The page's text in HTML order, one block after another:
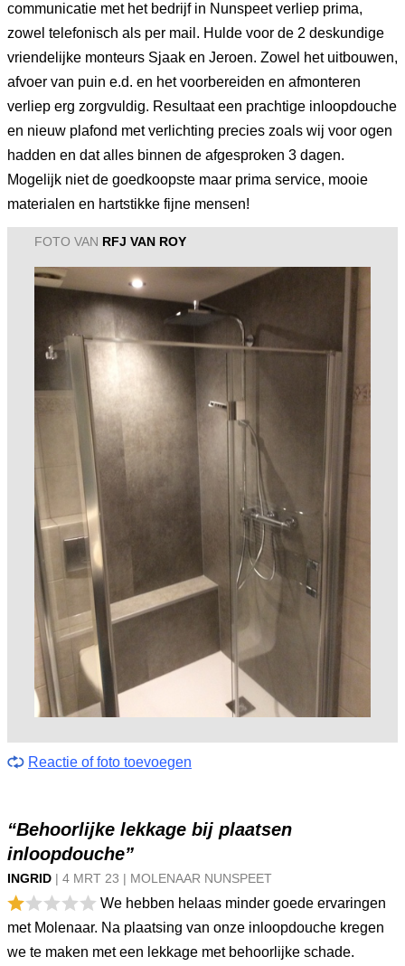
communicatie met het bedrijf in Nunspeet verliep prima,
zowel telefonisch als per mail. Hulde voor de 2 deskundige
vriendelijke monteurs Sjaak en Jeroen. Zowel het uitbouwen,
afvoer van puin e.d. en het voorbereiden en afmonteren
verliep erg zorgvuldig. Resultaat een prachtige inloopdouche
en nieuw plafond met verlichting precies zoals wij voor ogen
hadden en dat alles binnen de afgesproken 3 dagen.
Mogelijk niet de goedkoopste maar prima service, mooie
materialen en hartstikke fijne mensen!
FOTO VAN RFJ VAN ROY
Reactie of foto toevoegen
“Behoorlijke lekkage bij plaatsen
inloopdouche”
INGRID | 4 MRT 23 | MOLENAAR NUNSPEET
We hebben helaas minder goede ervaringen
met Molenaar. Na plaatsing van onze inloopdouche kregen
we te maken met een lekkage met behoorlijke schade.